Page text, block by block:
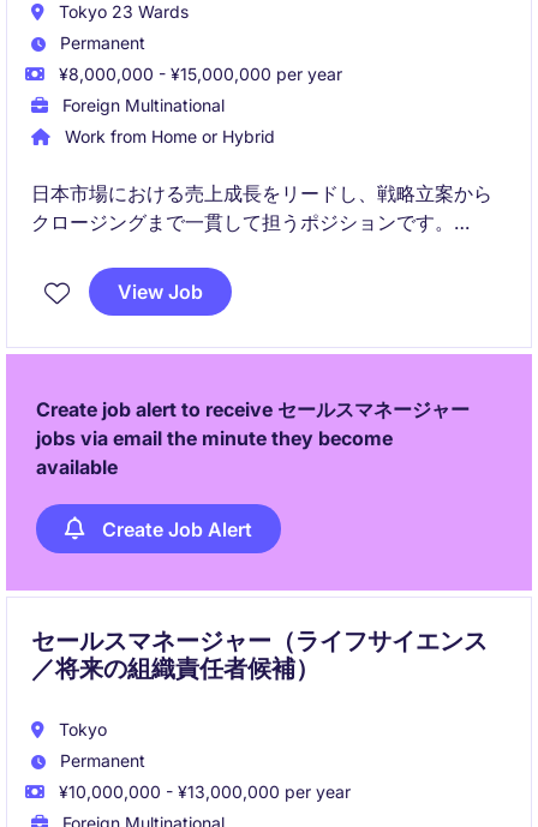
Tokyo 23 Wards
Permanent
¥8,000,000 - ¥15,000,000 per year
Foreign Multinational
Work from Home or Hybrid
日本市場における売上成長をリードし、戦略立案から
クロージングまで一貫して担うポジションです。
金融・投資分野のパートナーと連携し、長期的な関係
構築と成果創出を目指します。
View Job
Create job alert to receive セールスマネージャー
jobs via email the minute they become
available
Create Job Alert
セールスマネージャー（ライフサイエンス
／将来の組織責任者候補）
Tokyo
Permanent
¥10,000,000 - ¥13,000,000 per year
Foreign Multinational